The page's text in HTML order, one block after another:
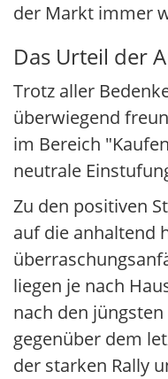
der Markt immer
Das Urteil der
Trotz aller
überwiegend
im Bereich
neutrale
Zu den positiven
auf die anhaltend
liegen je nach
nach den
gegenüber dem
der starken Rally